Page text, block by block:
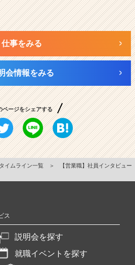
仕事をみる
会情報をみる
ページをシェアする
タイムライン一覧 ＞
【営業職】社員インタビュー
ス
説明会を探す
就職イベントを探す